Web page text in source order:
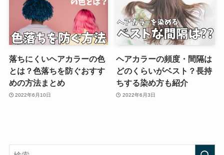
落ちにくいヘアカラーの色
とは？色落ちを防ぐおすす
めの方法まとめ
2022年6月10日
ヘアカラーの頻度・間隔は
どのくらいがベスト？長持
ちする染め方も紹介
2022年6月3日